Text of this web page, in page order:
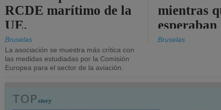
RCDE marítimo de la
UE.
Bruselas
La asociación se muestra más crítica con
las medidas estudiadas por la Comisión
Europea para el sector de la aviación.
mientras
más
Bruselas